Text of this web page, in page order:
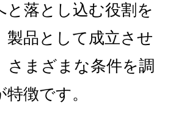
と落とし込む役割を
製品として成立させ
さまざまな条件を調
徴です。